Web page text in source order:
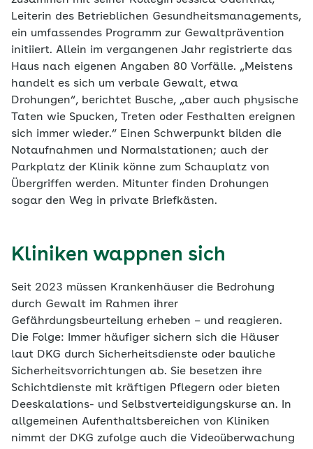
Leiterin des Betrieblichen Gesundheitsmanagements,
ein umfassendes Programm zur Gewaltprävention
initiiert. Allein im vergangenen Jahr registrierte das
Haus nach eigenen Angaben 80 Vorfälle. „Meistens
handelt es sich um verbale Gewalt, etwa
Drohungen“, berichtet Busche, „aber auch physische
Taten wie Spucken, Treten oder Festhalten ereignen
sich immer wieder.“ Einen Schwerpunkt bilden die
Notaufnahmen und Normalstationen; auch der
Parkplatz der Klinik könne zum Schauplatz von
Übergriffen werden. Mitunter finden Drohungen
sogar den Weg in private Briefkästen.
Kliniken wappnen sich
Seit 2023 müssen Krankenhäuser die Bedrohung
durch Gewalt im Rahmen ihrer
Gefährdungsbeurteilung erheben – und reagieren.
Die Folge: Immer häufiger sichern sich die Häuser
laut DKG durch Sicherheitsdienste oder bauliche
Sicherheits­vorrichtungen ab. Sie besetzen ihre
Schichtdienste mit kräftigen Pflegern oder bieten
Deeskalations- und Selbstverteidigungskurse an. In
allgemeinen Aufenthaltsbereichen von Kliniken
nimmt der DKG zufolge auch die Videoüberwachung